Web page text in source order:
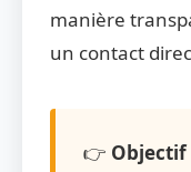
manière
un contact
👉 Objectif